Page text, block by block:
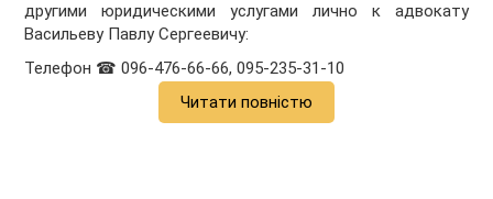
другими юридическими услугами лично к адвокату
Васильеву Павлу Сергеевичу:
Телефон ☎ 096-476-66-66, 095-235-31-10
Читати повністю